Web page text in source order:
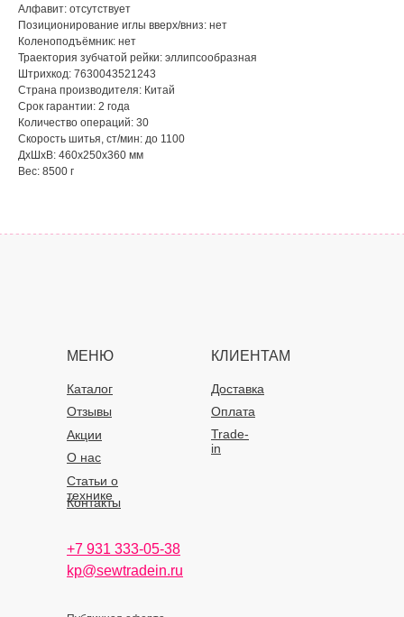
Алфавит: отсутствует
Позиционирование иглы вверх/вниз: нет
Коленоподъёмник: нет
Траектория зубчатой рейки: эллипсообразная
Штрихкод: 7630043521243
Страна производителя: Китай
Срок гарантии: 2 года
Количество операций: 30
Скорость шитья, ст/мин: до 1100
ДxШxВ: 460x250x360 мм
Вес: 8500 г
МЕНЮ КЛИЕНТАМ
Каталог
О нас
Доставка
Статьи о
технике
Оплата
Отзывы
Акции
Контакты
Trade-
in
+7 931 333-05-38
kp@sewtradein.ru